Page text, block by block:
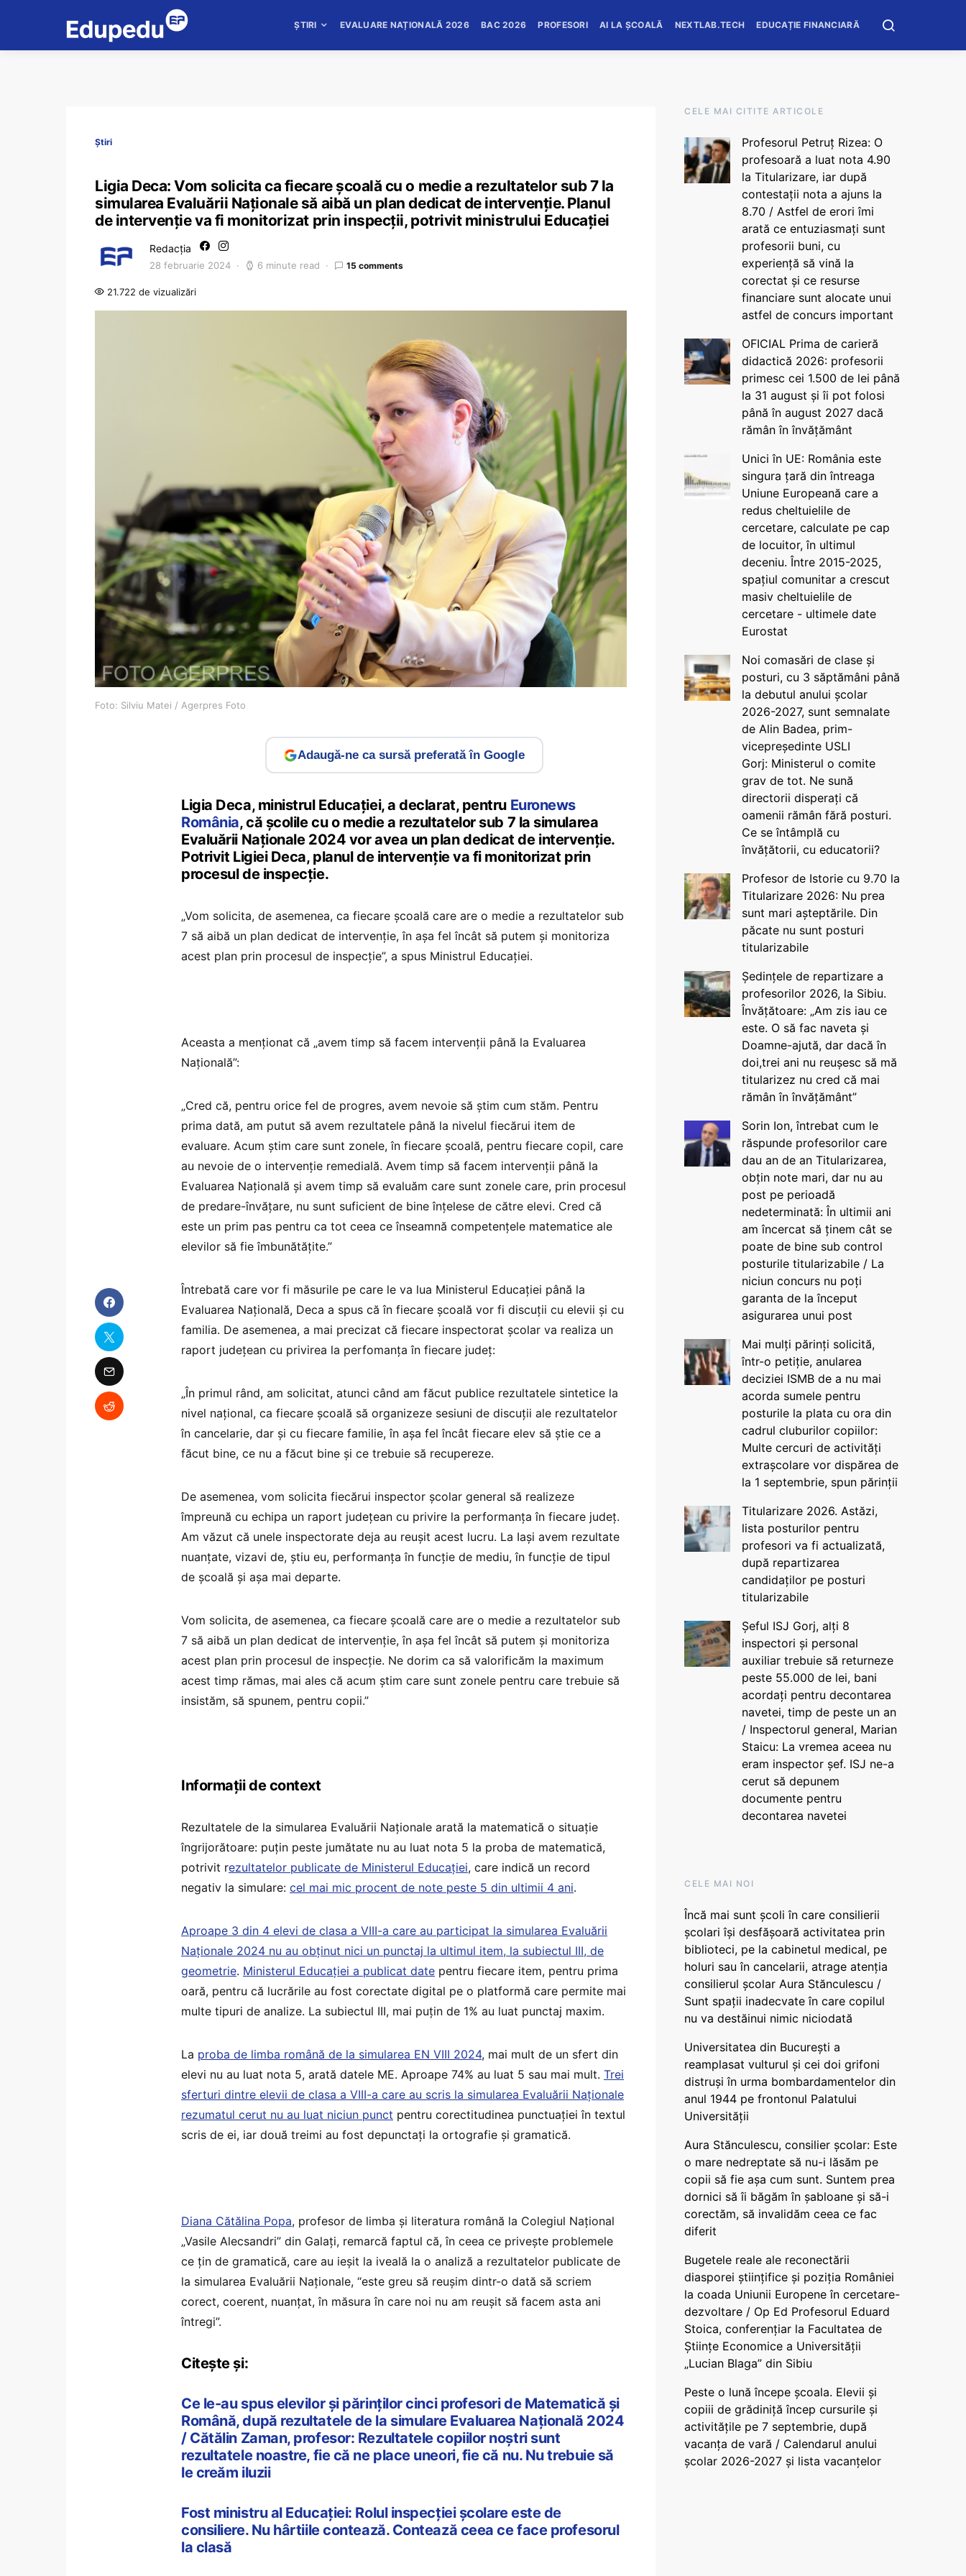
ȘTIRI EVALUARE NAȚIONALĂ 2026 BAC 2026 PROFESORI AI LA ȘCOALĂ NEXTLAB.TECH EDUCAȚIE FINANCIARĂ
Știri
Ligia Deca: Vom solicita ca fiecare școală cu o medie a rezultatelor sub 7 la
simularea Evaluării Naționale să aibă un plan dedicat de intervenţie. Planul
de intervenție va fi monitorizat prin inspecții, potrivit ministrului Educației
Redacția
28 februarie 2024 6 minute read 15 comments
21.722 de vizualizări
Foto: Silviu Matei / Agerpres Foto
Adaugă-ne ca sursă preferată în Google
Ligia Deca, ministrul Educației, a declarat, pentru Euronews
România, că școlile cu o medie a rezultatelor sub 7 la simularea
Evaluării Naționale 2024 vor avea un plan dedicat de intervenție.
Potrivit Ligiei Deca, planul de intervenție va fi monitorizat prin
procesul de inspecţie.
„Vom solicita, de asemenea, ca fiecare şcoală care are o medie a rezultatelor sub
7 să aibă un plan dedicat de intervenţie, în aşa fel încât să putem şi monitoriza
acest plan prin procesul de inspecţie”, a spus Ministrul Educației.
Aceasta a menționat că „avem timp să facem intervenţii până la Evaluarea
Naţională”:
„Cred că, pentru orice fel de progres, avem nevoie să știm cum stăm. Pentru
prima dată, am putut să avem rezultatele până la nivelul fiecărui item de
evaluare. Acum ştim care sunt zonele, în fiecare şcoală, pentru fiecare copil, care
au nevoie de o intervenţie remedială. Avem timp să facem intervenţii până la
Evaluarea Naţională şi avem timp să evaluăm care sunt zonele care, prin procesul
de predare-învăţare, nu sunt suficient de bine înţelese de către elevi. Cred că
este un prim pas pentru ca tot ceea ce înseamnă competenţele matematice ale
elevilor să fie îmbunătăţite.”
Întrebată care vor fi măsurile pe care le va lua Ministerul Educației până la
Evaluarea Națională, Deca a spus că în fiecare școală vor fi discuții cu elevii și cu
familia. De asemenea, a mai precizat că fiecare inspectorat școlar va realiza un
raport județean cu privirea la perfomanța în fiecare județ:
„În primul rând, am solicitat, atunci când am făcut publice rezultatele sintetice la
nivel naţional, ca fiecare şcoală să organizeze sesiuni de discuţii ale rezultatelor
în cancelarie, dar şi cu fiecare familie, în aşa fel încât fiecare elev să ştie ce a
făcut bine, ce nu a făcut bine şi ce trebuie să recupereze.
De asemenea, vom solicita fiecărui inspector şcolar general să realizeze
împreună cu echipa un raport judeţean cu privire la performanţa în fiecare judeţ.
Am văzut că unele inspectorate deja au reuşit acest lucru. La Iaşi avem rezultate
nuanţate, vizavi de, ştiu eu, performanţa în funcţie de mediu, în funcţie de tipul
de şcoală şi aşa mai departe.
Vom solicita, de asemenea, ca fiecare şcoală care are o medie a rezultatelor sub
7 să aibă un plan dedicat de intervenţie, în aşa fel încât să putem şi monitoriza
acest plan prin procesul de inspecţie. Ne dorim ca să valorificăm la maximum
acest timp rămas, mai ales că acum ştim care sunt zonele pentru care trebuie să
insistăm, să spunem, pentru copii.”
Informații de context
Rezultatele de la simularea Evaluării Naționale arată la matematică o situație
îngrijorătoare: puțin peste jumătate nu au luat nota 5 la proba de matematică,
potrivit rezultatelor publicate de Ministerul Educației, care indică un record
negativ la simulare: cel mai mic procent de note peste 5 din ultimii 4 ani.
Aproape 3 din 4 elevi de clasa a VIII-a care au participat la simularea Evaluării
Naționale 2024 nu au obținut nici un punctaj la ultimul item, la subiectul III, de
geometrie. Ministerul Educației a publicat date pentru fiecare item, pentru prima
oară, pentru că lucrările au fost corectate digital pe o platformă care permite mai
multe tipuri de analize. La subiectul III, mai puțin de 1% au luat punctaj maxim.
La proba de limba română de la simularea EN VIII 2024, mai mult de un sfert din
elevi nu au luat nota 5, arată datele ME. Aproape 74% au luat 5 sau mai mult. Trei
sferturi dintre elevii de clasa a VIII-a care au scris la simularea Evaluării Naționale
rezumatul cerut nu au luat niciun punct pentru corectitudinea punctuației în textul
scris de ei, iar două treimi au fost depunctați la ortografie și gramatică.
Diana Cătălina Popa, profesor de limba şi literatura română la Colegiul Național
„Vasile Alecsandri” din Galați, remarcă faptul că, în ceea ce privește problemele
ce țin de gramatică, care au ieșit la iveală la o analiză a rezultatelor publicate de
la simularea Evaluării Naționale, “este greu să reușim dintr-o dată să scriem
corect, coerent, nuanțat, în măsura în care noi nu am reușit să facem asta ani
întregi”.
Citește și:
Ce le-au spus elevilor și părinților cinci profesori de Matematică și
Română, după rezultatele de la simulare Evaluarea Națională 2024
/ Cătălin Zaman, profesor: Rezultatele copiilor noștri sunt
rezultatele noastre, fie că ne place uneori, fie că nu. Nu trebuie să
le creăm iluzii
Fost ministru al Educației: Rolul inspecției școlare este de
consiliere. Nu hârtiile contează. Contează ceea ce face profesorul
la clasă
CELE MAI CITITE ARTICOLE
Profesorul Petruț Rizea: O
profesoară a luat nota 4.90
la Titularizare, iar după
contestații nota a ajuns la
8.70 / Astfel de erori îmi
arată ce entuziasmați sunt
profesorii buni, cu
experiență să vină la
corectat și ce resurse
financiare sunt alocate unui
astfel de concurs important
OFICIAL Prima de carieră
didactică 2026: profesorii
primesc cei 1.500 de lei până
la 31 august și îi pot folosi
până în august 2027 dacă
rămân în învățământ
Unici în UE: România este
singura țară din întreaga
Uniune Europeană care a
redus cheltuielile de
cercetare, calculate pe cap
de locuitor, în ultimul
deceniu. Între 2015-2025,
spațiul comunitar a crescut
masiv cheltuielile de
cercetare - ultimele date
Eurostat
Noi comasări de clase și
posturi, cu 3 săptămâni până
la debutul anului școlar
2026-2027, sunt semnalate
de Alin Badea, prim-
vicepreședinte USLI
Gorj: Ministerul o comite
grav de tot. Ne sună
directorii disperați că
oamenii rămân fără posturi.
Ce se întâmplă cu
învățătorii, cu educatorii?
Profesor de Istorie cu 9.70 la
Titularizare 2026: Nu prea
sunt mari așteptările. Din
păcate nu sunt posturi
titularizabile
Ședințele de repartizare a
profesorilor 2026, la Sibiu.
Învățătoare: „Am zis iau ce
este. O să fac naveta și
Doamne-ajută, dar dacă în
doi,trei ani nu reușesc să mă
titularizez nu cred că mai
rămân în învățământ”
Sorin Ion, întrebat cum le
răspunde profesorilor care
dau an de an Titularizarea,
obțin note mari, dar nu au
post pe perioadă
nedeterminată: În ultimii ani
am încercat să ținem cât se
poate de bine sub control
posturile titularizabile / La
niciun concurs nu poți
garanta de la început
asigurarea unui post
Mai mulți părinți solicită,
într-o petiție, anularea
deciziei ISMB de a nu mai
acorda sumele pentru
posturile la plata cu ora din
cadrul cluburilor copiilor:
Multe cercuri de activități
extrașcolare vor dispărea de
la 1 septembrie, spun părinții
Titularizare 2026. Astăzi,
lista posturilor pentru
profesori va fi actualizată,
după repartizarea
candidaților pe posturi
titularizabile
Șeful ISJ Gorj, alți 8
inspectori și personal
auxiliar trebuie să returneze
peste 55.000 de lei, bani
acordați pentru decontarea
navetei, timp de peste un an
/ Inspectorul general, Marian
Staicu: La vremea aceea nu
eram inspector șef. ISJ ne-a
cerut să depunem
documente pentru
decontarea navetei
CELE MAI NOI
Încă mai sunt școli în care consilierii
școlari își desfășoară activitatea prin
biblioteci, pe la cabinetul medical, pe
holuri sau în cancelarii, atrage atenția
consilierul școlar Aura Stănculescu /
Sunt spații inadecvate în care copilul
nu va destăinui nimic niciodată
Universitatea din București a
reamplasat vulturul și cei doi grifoni
distruși în urma bombardamentelor din
anul 1944 pe frontonul Palatului
Universității
Aura Stănculescu, consilier școlar: Este
o mare nedreptate să nu-i lăsăm pe
copii să fie așa cum sunt. Suntem prea
dornici să îi băgăm în șabloane și să-i
corectăm, să invalidăm ceea ce fac
diferit
Bugetele reale ale reconectării
diasporei științifice și poziția României
la coada Uniunii Europene în cercetare-
dezvoltare / Op Ed Profesorul Eduard
Stoica, conferențiar la Facultatea de
Științe Economice a Universității
„Lucian Blaga” din Sibiu
Peste o lună începe școala. Elevii și
copiii de grădiniță încep cursurile și
activitățile pe 7 septembrie, după
vacanța de vară / Calendarul anului
școlar 2026-2027 și lista vacanțelor